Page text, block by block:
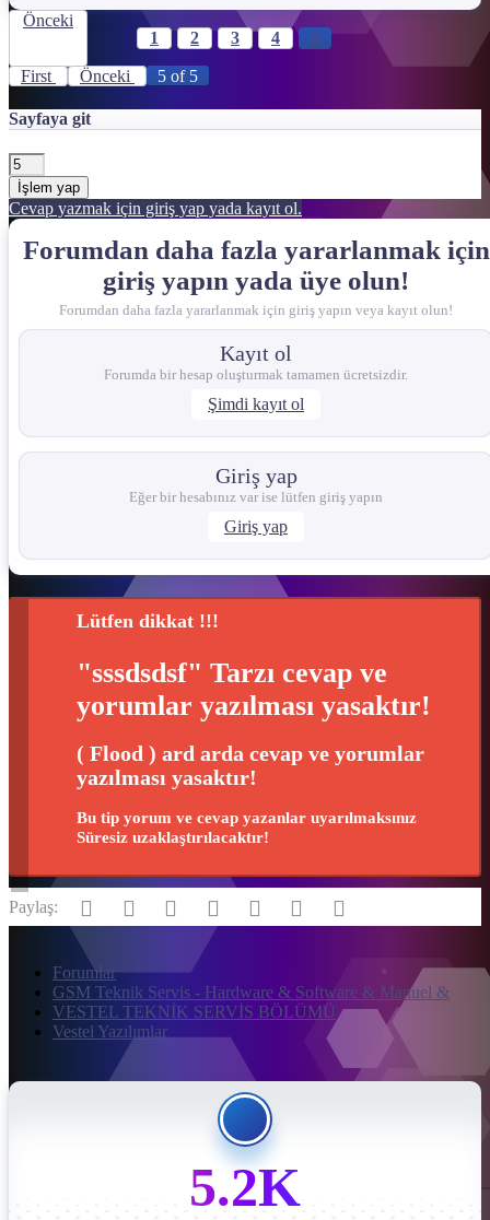
İndirme Bağlantısı !!!
*** Gizli metin: alıntı yapılamaz. ***
Önceki
1
2 3 4 5
First Önceki 5 of 5
Sayfaya git
İşlem yap
Cevap yazmak için giriş yap yada kayıt ol.
Forumdan daha fazla yararlanmak için
giriş yapın yada üye olun!
Forumdan daha fazla yararlanmak için giriş yapın veya kayıt olun!
Kayıt ol
Forumda bir hesap oluşturmak tamamen ücretsizdir.
Şimdi kayıt ol
Giriş yap
Eğer bir hesabınız var ise lütfen giriş yapın
Giriş yap
Lütfen dikkat !!!
"sssdsdsf" Tarzı cevap ve
yorumlar yazılması yasaktır!
( Flood ) ard arda cevap ve yorumlar
yazılması yasaktır!
Bu tip yorum ve cevap yazanlar uyarılmaksınız
Süresiz uzaklaştırılacaktır!
Paylaş: FacebookTwitter Reddit PinterestTumblr WhatsApp
Forumlar
GSM Teknik Servis - Hardware & Software & Manuel &
VESTEL TEKNİK SERVİS BÖLÜMÜ
Vestel Yazılımlar
5.2K